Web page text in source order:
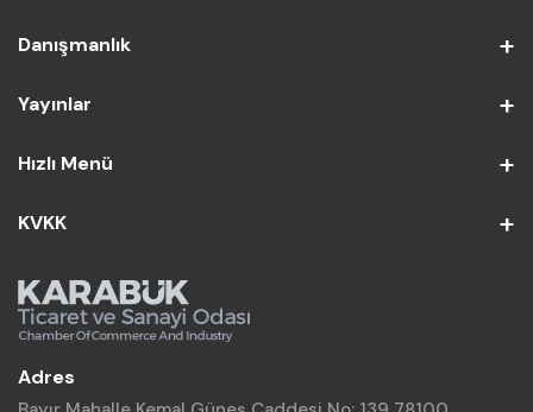
Danışmanlık
Yayınlar
Hızlı Menü
KVKK
Adres